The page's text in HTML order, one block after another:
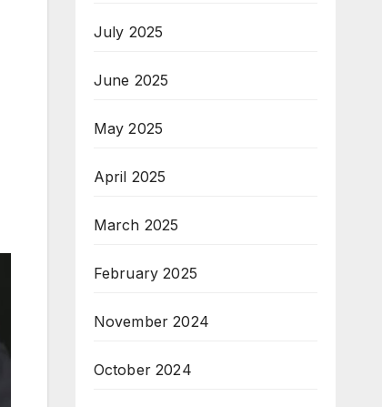
July 2025
June 2025
May 2025
April 2025
March 2025
February 2025
November 2024
October 2024